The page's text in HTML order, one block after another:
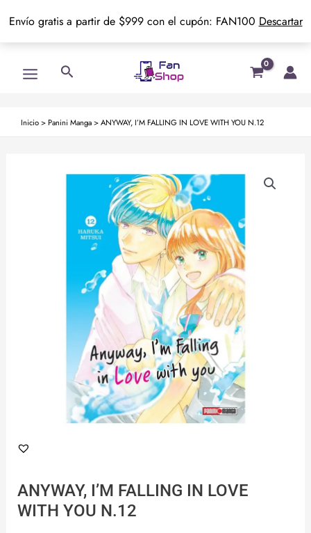
Envío gratis a partir de $999 con el cupón: FAN100 Descartar
Menu
Buscar
Inicio> Panini Manga>ANYWAY, I’M FALLING IN LOVE WITH YOU N.12
ANYWAY, I’M FALLING IN LOVE
WITH YOU N.12